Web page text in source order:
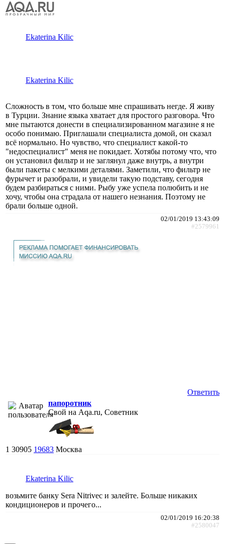
Ekaterina Kilic
Ekaterina Kilic
Сложность в том, что больше мне спрашивать негде. Я живу
в Турции. Знание языка хватает для простого разговора. Что
мне пытаются донести в специализированном магазине я не
особо понимаю. Приглашали специалиста домой, он сказал
всё нормально. Но чувство, что специалист какой-то
"недоспециалист" меня не покидает. Хотябы потому что, что
он установил фильтр и не заглянул даже внутрь, а внутри
были пакеты с мелкими деталями. Заметили, что фильтр не
фурычет и разобрали, и увидели такую подставу, сегодня
будем разбираться с ними. Рыбу уже успела полюбить и не
хочу, чтобы она страдала от нашего незнания. Поэтому не
брали больше одной.
02/01/2019 13:43:09
#2579961
Ответить
папоротник
Свой на Aqa.ru, Советник
1 30905 19683 Москва
Ekaterina Kilic
возьмите банку Sera Nitrivec и залейте. Больше никаких
кондиционеров и прочего...
02/01/2019 16:20:38
#2580047